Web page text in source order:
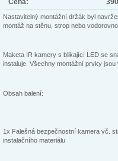
Cena:
Nastavitelný montážní držák byl
montáž na stěnu, strop nebo
Maketa IR kamery s blikající LED se
instaluje. Všechny montážní prvky jsou
Obsah balení:
1x Falešná bezpečnostní kamera vč.
instalačního materiálu